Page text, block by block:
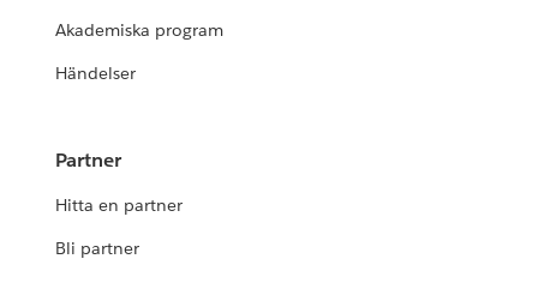
Akademiska program
Händelser
Partner
Hitta en partner
Bli partner